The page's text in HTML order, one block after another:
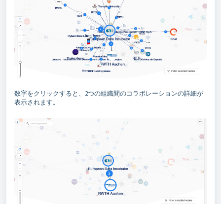
数字をクリックすると、2つの組織間のコラボレーションの詳細が
表示されます。